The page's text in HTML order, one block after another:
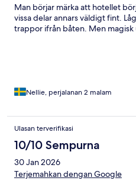
Man börjar märka att hotellet
vissa delar annars väldigt fint.
trappor ifrån båten. Men magisk
Nellie, perjalanan 2 malam
Ulasan terverifikasi
10/10 Sempurna
30 Jan 2026
Terjemahkan dengan Google